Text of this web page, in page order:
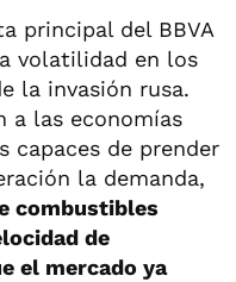
principal del BBVA
volatilidad en los
la invasión rusa.
a las economías
capaces de prender
la demanda,
combustibles
de
el mercado ya